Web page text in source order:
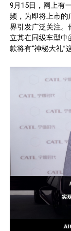
9月15日，网上有
频，为即将上市的
界引发广泛关注。
立其在同级车型中
款将有“神秘大礼”